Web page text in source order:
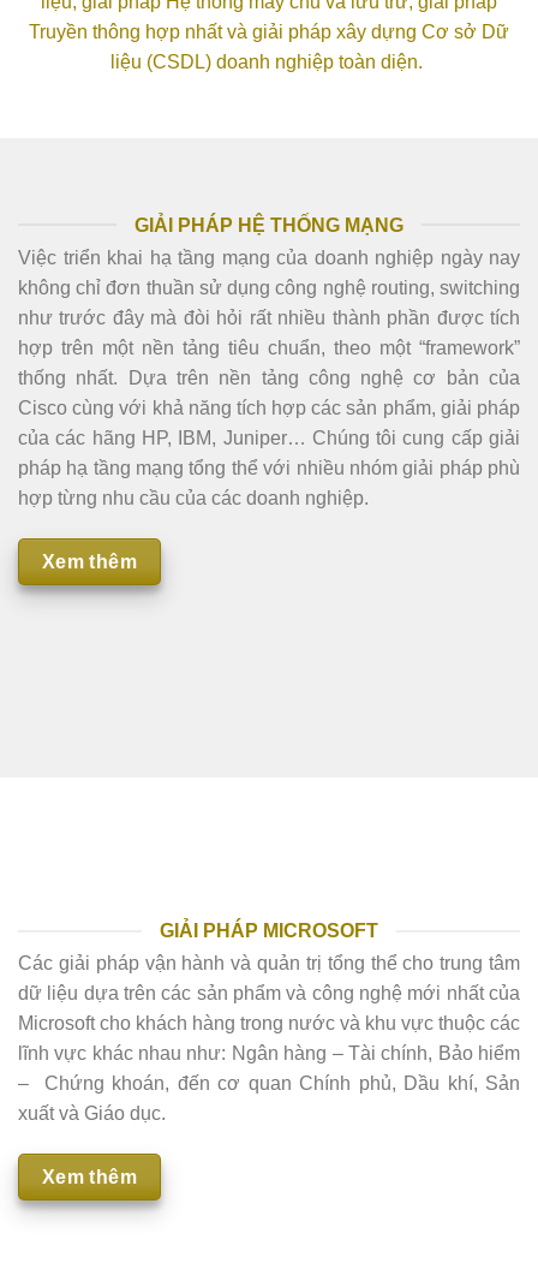
Truyền thông hợp nhất và giải pháp xây dựng Cơ sở Dữ
liệu (CSDL) doanh nghiệp toàn diện.
GIẢI PHÁP HỆ THỐNG MẠNG
Việc triển khai hạ tầng mạng của doanh nghiệp ngày nay
không chỉ đơn thuần sử dụng công nghệ routing, switching
như trước đây mà đòi hỏi rất nhiều thành phần được tích
hợp trên một nền tảng tiêu chuẩn, theo một “framework”
thống nhất. Dựa trên nền tảng công nghệ cơ bản của
Cisco cùng với khả năng tích hợp các sản phẩm, giải pháp
của các hãng HP, IBM, Juniper… Chúng tôi cung cấp giải
pháp hạ tầng mạng tổng thể với nhiều nhóm giải pháp phù
hợp từng nhu cầu của các doanh nghiệp.
Xem thêm
GIẢI PHÁP MICROSOFT
Các giải pháp vận hành và quản trị tổng thể cho trung tâm
dữ liệu dựa trên các sản phẩm và công nghệ mới nhất của
Microsoft cho khách hàng trong nước và khu vực thuộc các
lĩnh vực khác nhau như: Ngân hàng – Tài chính, Bảo hiểm
– Chứng khoán, đến cơ quan Chính phủ, Dầu khí, Sản
xuất và Giáo dục.
Xem thêm